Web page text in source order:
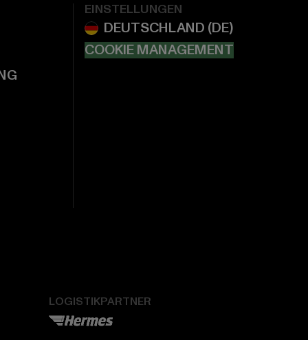
EINSTELLUNGEN
COOKIE MANAGEMENT
LOGISTIKPARTNER